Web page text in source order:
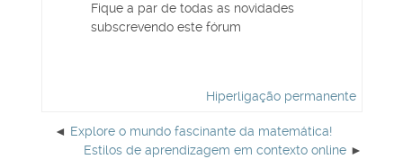
Fique a par de todas as novidades
subscrevendo este fórum
Hiperligação permanente
Explore o mundo fascinante da matemática!
Estilos de aprendizagem em contexto online